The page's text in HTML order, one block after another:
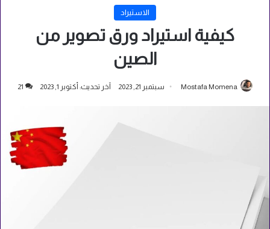
الاستيراد
كيفية استيراد ورق تصوير من
الصين
Mostafa Momena سبتمبر 21, 2023 آخر تحديث: أكتوبر 1, 2023 21